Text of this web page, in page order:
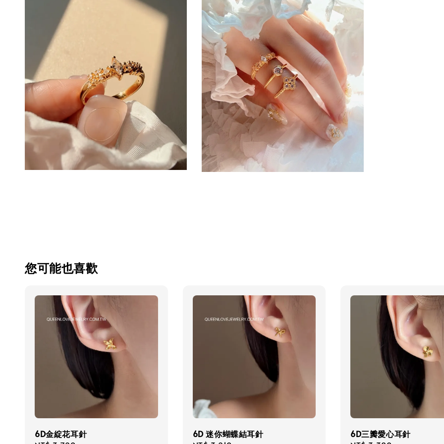
您可能也喜歡
6D金綻花耳針
6D 迷你蝴蝶結耳針
6D三瓣愛心耳針